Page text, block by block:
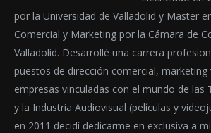
por la Universidad de Valladolid y Master
Comercial y Marketing por la Cámara de
Valladolid. Desarrollé una carrera
puestos de dirección comercial, marketing
empresas vinculadas con el mundo de las
y la Industria Audiovisual (películas y
en 2011 decidí dedicarme en exclusiva a